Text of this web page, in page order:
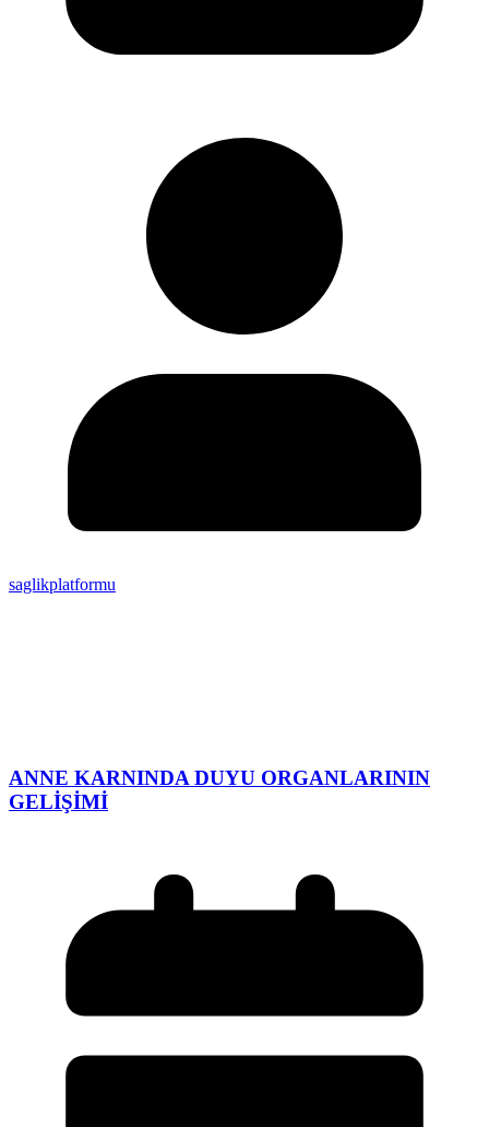
saglikplatformu
ANNE KARNINDA DUYU ORGANLARININ
GELİŞİMİ